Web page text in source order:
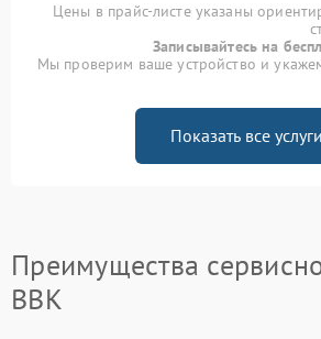
Цены в прайс-листе указаны
Записывайтесь на
Мы проверим ваше устройство и
Показать все услуги
Преимущества
BBK